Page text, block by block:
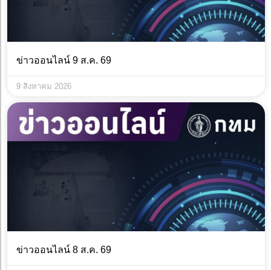
ข่าวออนไลน์ 9 ส.ค. 69
9 สิงหาคม 2026
ข่าวออนไลน์ 8 ส.ค. 69